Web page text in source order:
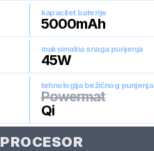
kapacitet baterije
5000mAh
maksimalna snaga punjenja
45W
tehnologija bežičnog punjenja
Powermat
Qi
PROCESOR